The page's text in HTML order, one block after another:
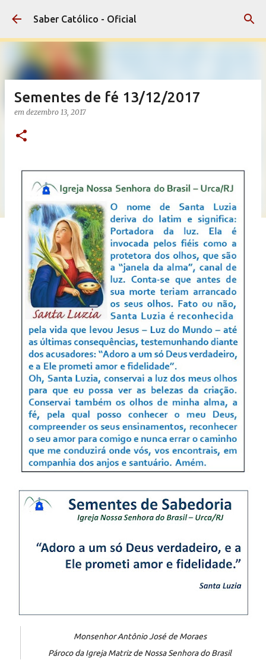
Pular para o conteúdo principal
Saber Católico - Oficial
Sementes de fé 13/12/2017
em dezembro 13, 2017
Monsenhor Antônio José de Moraes
Pároco da Igreja Matriz de Nossa Senhora do Brasil